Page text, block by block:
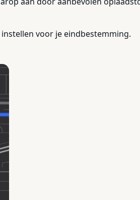
voor je eindbestemming.